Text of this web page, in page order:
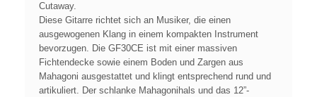
Cutaway.
Diese Gitarre richtet sich an Musiker, die einen
ausgewogenen Klang in einem kompakten Instrument
bevorzugen. Die GF30CE ist mit einer massiven
Fichtendecke sowie einem Boden und Zargen aus
Mahagoni ausgestattet und klingt entsprechend rund und
artikuliert. Der schlanke Mahagonihals und das 12”-